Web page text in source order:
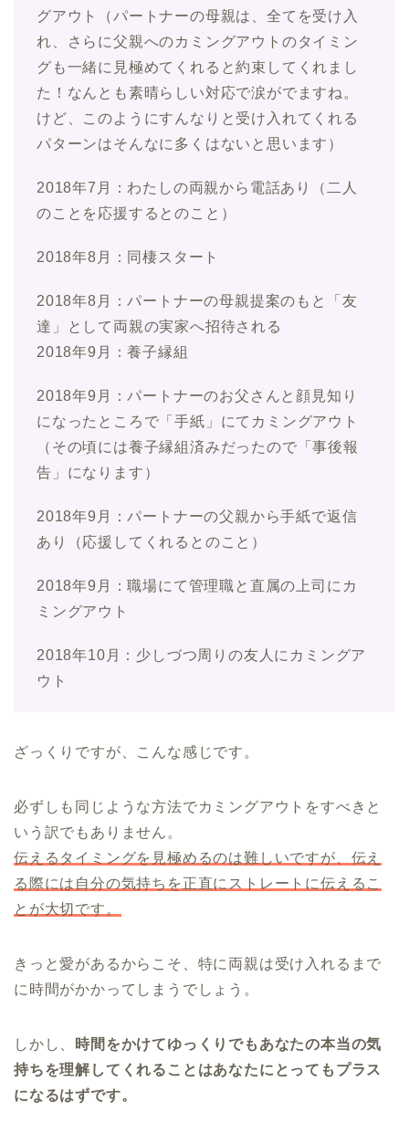
グアウト（パートナーの母親は、全てを受け入
れ、さらに父親へのカミングアウトのタイミン
グも一緒に見極めてくれると約束してくれまし
た！なんとも素晴らしい対応で涙がでますね。
けど、このようにすんなりと受け入れてくれる
パターンはそんなに多くはないと思います）
2018年7月：わたしの両親から電話あり（二人
のことを応援するとのこと）
2018年8月：同棲スタート
2018年8月：パートナーの母親提案のもと「友
達」として両親の実家へ招待される
2018年9月：養子縁組
2018年9月：パートナーのお父さんと顔見知り
になったところで「手紙」にてカミングアウト
（その頃には養子縁組済みだったので「事後報
告」になります）
2018年9月：パートナーの父親から手紙で返信
あり（応援してくれるとのこと）
2018年9月：職場にて管理職と直属の上司にカ
ミングアウト
2018年10月：少しづつ周りの友人にカミングア
ウト
ざっくりですが、こんな感じです。
必ずしも同じような方法でカミングアウトをすべきと
いう訳でもありません。
伝えるタイミングを見極めるのは難しいですが、伝え
る際には自分の気持ちを正直にストレートに伝えるこ
とが大切です。
きっと愛があるからこそ、特に両親は受け入れるまで
に時間がかかってしまうでしょう。
しかし、
時間をかけてゆっくりでもあなたの本当の気
持ちを理解してくれることはあなたにとってもプラス
になるはずです。